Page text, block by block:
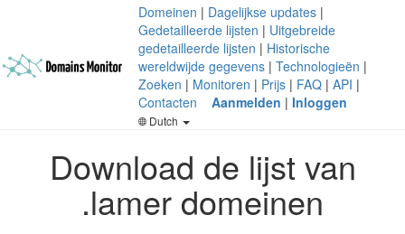
Domeinen | Dagelijkse updates |
Gedetailleerde lijsten | Uitgebreide
gedetailleerde lijsten | Historische
wereldwijde gegevens | Technologieën |
Zoeken | Monitoren | Prijs | FAQ | API |
Contacten
Aanmelden | Inloggen
Dutch
Download de lijst van
.lamer domeinen